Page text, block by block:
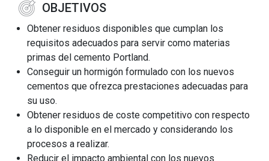
OBJETIVOS
Obtener residuos disponibles que cumplan los
requisitos adecuados para servir como materias
primas del cemento Portland.
Conseguir un hormigón formulado con los nuevos
cementos que ofrezca prestaciones adecuadas para
su uso.
Obtener residuos de coste competitivo con respecto
a lo disponible en el mercado y considerando los
procesos a realizar.
Reducir el impacto ambiental con los nuevos